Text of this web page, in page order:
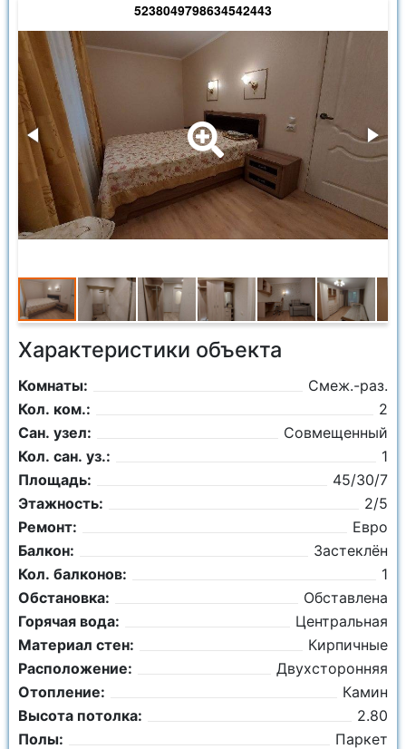
5238049798634542443
Характеристики объекта
Комнаты:
Смеж.-раз.
Кол. ком.:
2
Сан. узел:
Совмещенный
Кол. сан. уз.:
1
Площадь:
45/30/7
Этажность:
2/5
Ремонт:
Евро
Балкон:
Застеклён
Кол. балконов:
1
Обстановка:
Обставлена
Горячая вода:
Центральная
Материал стен:
Кирпичные
Расположение:
Двухсторонняя
Отопление:
Камин
Высота потолка:
2.80
Полы:
Паркет